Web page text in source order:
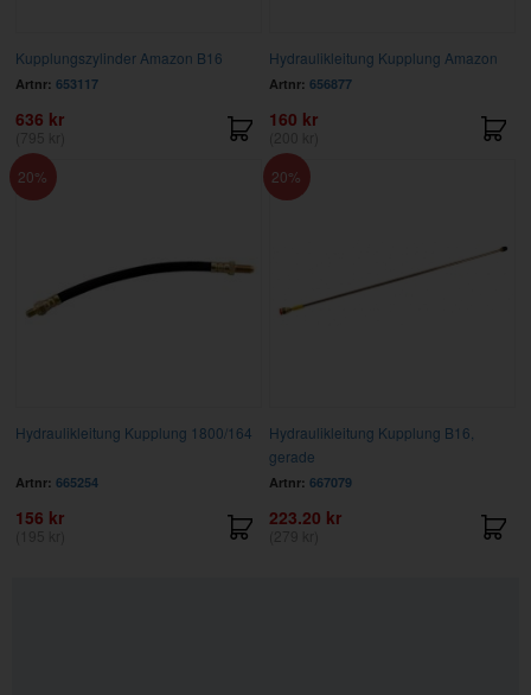
Kupplungszylinder Amazon B16
Artnr: 653117
636 kr
Hydraulikleitung Kupplung Amazon
Artnr: 656877
160 kr
20
Hydraulikleitung Kupplung 1800/164
Artnr: 665254
156 kr
20
Hydraulikleitung Kupplung B16,
gerade
Artnr: 667079
223.20 kr